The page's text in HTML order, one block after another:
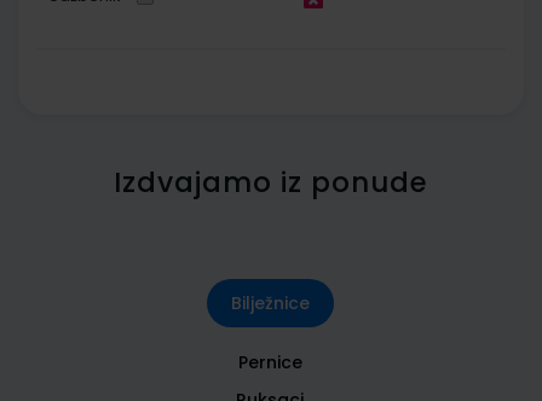
Izdvajamo iz ponude
Bilježnice
Pernice